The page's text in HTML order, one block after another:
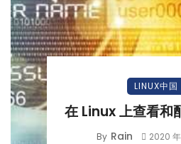
LINUX中国
在 Linux 上查看和
By Rain 2020